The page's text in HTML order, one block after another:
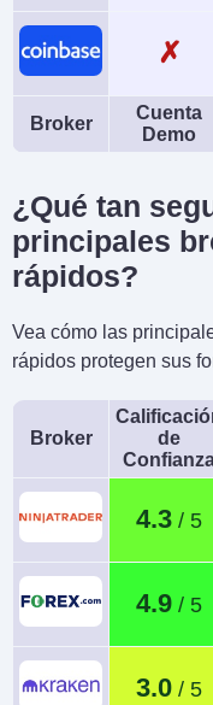
✗
Broker
Cuenta
Demo
¿Qué tan
principales
rápidos?
Vea cómo las
rápidos protegen sus
Broker
de
4.3
4.9
3.0